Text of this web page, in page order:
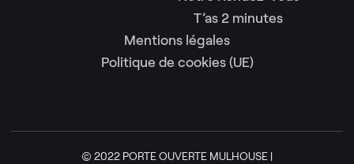
T’as 2 minutes
Mentions légales
Politique de cookies (UE)
© 2022 PORTE OUVERTE MULHOUSE |